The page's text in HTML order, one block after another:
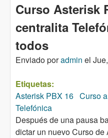
Curso Asterisk
centralita
todos
Enviado poradmin el
Etiquetas:
Asterisk PBX 16 Curso
Telefónica
Después de una pausa
dictar un nuevo Curso